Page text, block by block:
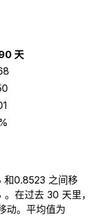
天
0.8523 之间移
在过去 30 天里，
动。平均值为